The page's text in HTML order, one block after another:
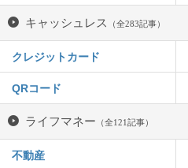
キャッシュレス （全283記事）
クレジットカード
QRコード
ライフマネー （全121記事）
不動産